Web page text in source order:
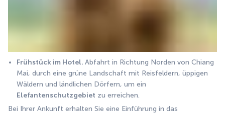
Frühstück im Hotel. Abfahrt in Richtung Norden von Chiang
Mai, durch eine grüne Landschaft mit Reisfeldern, üppigen
Elefantenschutzgebiet zu erreichen.
Bei Ihrer Ankunft erhalten Sie eine Einführung in das